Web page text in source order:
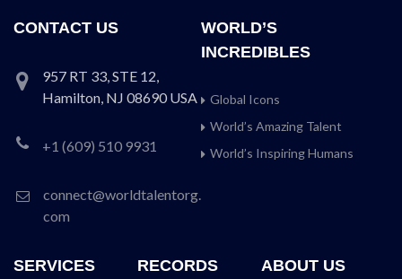
CONTACT US
957 RT 33, STE 12,
Hamilton, NJ 08690 USA
+1 (609) 510 9931
connect@worldtalentorg.
com
WORLD’S
INCREDIBLES
Global Icons
World’s Amazing Talent
World’s Inspiring Humans
SERVICES RECORDS ABOUT US